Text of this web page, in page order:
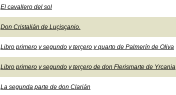
El cavallero del sol
Don Cristalián de Luçisçanio.
Libro primero y segundo y terçero y quarto de Palmerín de Oliva
Libro primero y segundo y terçero de don Flerismarte de Yrcania
La segunda parte de don Clarián